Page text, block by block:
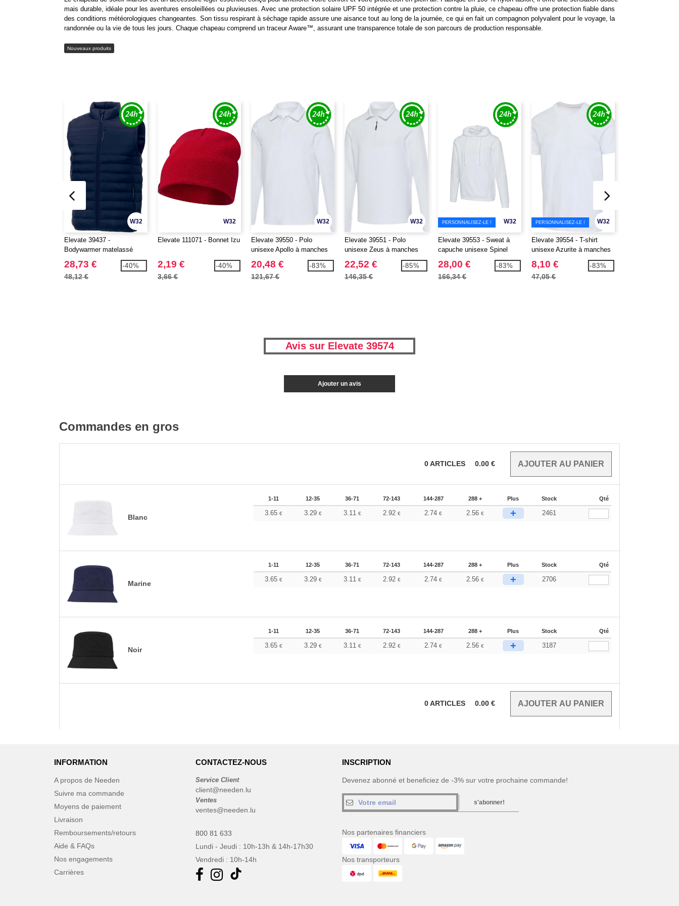
mais durable, idéale pour les aventures ensoleillées ou pluvieuses. Avec une protection solaire UPF 50 intégrée et une protection contre la pluie, ce chapeau offre une protection fiable dans
des conditions météorologiques changeantes. Son tissu respirant à séchage rapide assure une aisance tout au long de la journée, ce qui en fait un compagnon polyvalent pour le voyage, la
randonnée ou la vie de tous les jours. Chaque chapeau comprend un traceur Aware™, assurant une transparence totale de son parcours de production responsable.
Nouveaux produits
W32
Elevate 39437 -
Bodywarmer matelassé
Homme Pallas recyclé
28,73 €
48,12 €
-40%
W32
Elevate 111071 - Bonnet Izu
2,19 €
3,66 €
-40%
W32
Elevate 39550 - Polo
unisexe Apollo à manches
20,48 €
121,67 €
-83%
W32
Elevate 39551 - Polo
unisexe Zeus à manches
longues et demi fermeture
éclair
22,52 €
146,35 €
-85%
W32
PERSONNALISEZ-LE !
Elevate 39553 - Sweat à
capuche unisexe Spinel
28,00 €
166,34 €
-83%
W32
PERSONNALISEZ-LE !
Elevate 39554 - T-shirt
unisexe Azurite à manches
courtes en coton biologique
certifié OCS de 160 g/m²
8,10 €
47,05 €
-83%
Avis sur Elevate 39574
Ajouter un avis
Commandes en gros
0ARTICLES 0.00 €
Blanc
1-11 12-35 36-71 72-143 144-287 288 + Plus Stock Qté
3.65 € 3.29 € 3.11 € 2.92 € 2.74€ 2.56 € + 2461
Marine
1-11 12-35 36-71 72-143 144-287 288 + Plus Stock Qté
3.65 € 3.29 € 3.11 € 2.92 € 2.74€ 2.56 € + 2706
Noir
1-11 12-35 36-71 72-143 144-287 288 + Plus Stock Qté
3.65 € 3.29 € 3.11 € 2.92 € 2.74€ 2.56 € + 3187
0ARTICLES 0.00 €
INFORMATION
A propos de Needen
Suivre ma commande
Moyens de paiement
Livraison
Remboursements/retours
Aide & FAQs
Nos engagements
Carrières
CONTACTEZ-NOUS
Service Client
client@needen.lu
Ventes
ventes@needen.lu
800 81 633
Lundi - Jeudi : 10h-13h & 14h-17h30
Vendredi : 10h-14h
INSCRIPTION
Devenez abonné et beneficiez de -3% sur votre prochaine commande!
s'abonner!
Nos partenaires financiers
Nos transporteurs